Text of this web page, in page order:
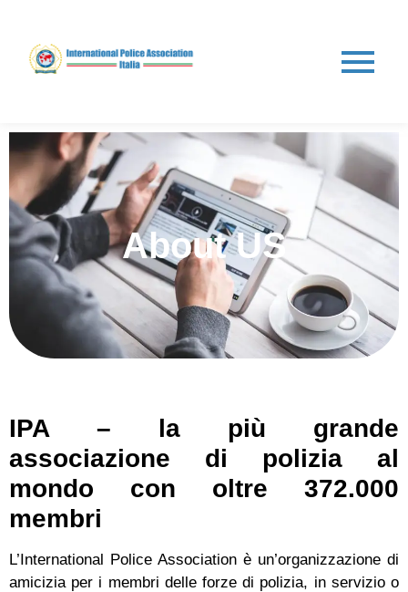
About US
IPA – la più grande
associazione di polizia al
mondo con oltre 372.000
membri
L’International Police Association è un’organizzazione di
amicizia per i membri delle forze di polizia, in servizio o